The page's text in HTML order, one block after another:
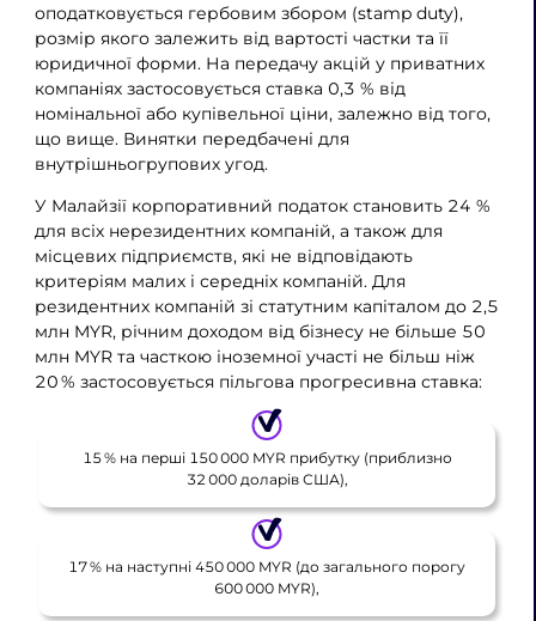
оподатковується гербовим збором (stamp duty),
розмір якого залежить від вартості частки та її
юридичної форми. На передачу акцій у приватних
компаніях застосовується ставка 0,3 % від
номінальної або купівельної ціни, залежно від того,
що вище. Винятки передбачені для
внутрішньогрупових угод.
У Малайзії корпоративний податок становить 24 %
для всіх нерезидентних компаній, а також для
місцевих підприємств, які не відповідають
критеріям малих і середніх компаній. Для
резидентних компаній зі статутним капіталом до 2,5
млн MYR, річним доходом від бізнесу не більше 50
млн MYR та часткою іноземної участі не більш ніж
20 % застосовується пільгова прогресивна ставка:
15 % на перші 150 000 MYR прибутку (приблизно
32 000 доларів США),
17 % на наступні 450 000 MYR (до загального порогу
600 000 MYR),